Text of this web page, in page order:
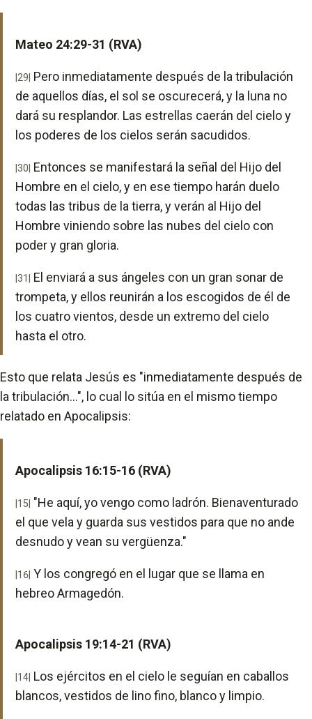
Mateo 24:29-31 (RVA)
|29| Pero inmediatamente después de la tribulación
de aquellos días, el sol se oscurecerá, y la luna no
dará su resplandor. Las estrellas caerán del cielo y
los poderes de los cielos serán sacudidos.
|30| Entonces se manifestará la señal del Hijo del
Hombre en el cielo, y en ese tiempo harán duelo
todas las tribus de la tierra, y verán al Hijo del
Hombre viniendo sobre las nubes del cielo con
poder y gran gloria.
|31|
El enviará a sus ángeles con un gran sonar de
trompeta, y ellos reunirán a los escogidos de él de
los cuatro vientos, desde un extremo del cielo
hasta el otro.
Esto que relata Jesús es "inmediatamente después de
la tribulación...", lo cual lo sitúa en el mismo tiempo
relatado en Apocalipsis:
Apocalipsis 16:15-16 (RVA)
|15| "He aquí, yo vengo como ladrón. Bienaventurado
el que vela y guarda sus vestidos para que no ande
desnudo y vean su vergüenza."
|16| Y los congregó en el lugar que se llama en
hebreo Armagedón.
Apocalipsis 19:14-21 (RVA)
|14| Los ejércitos en el cielo le seguían en caballos
blancos, vestidos de lino fino, blanco y limpio.